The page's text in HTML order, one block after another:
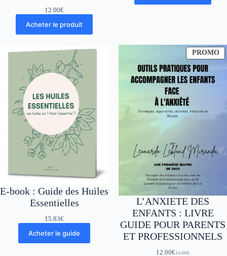
12.00€
Acheter le produit
E-book : Guide des Huiles
Essentielles
15.83€
Acheter le guide
PROMO
L’ANXIETE DES
ENFANTS : LIVRE
GUIDE POUR PARENTS
ET PROFESSIONNELS
14.00€
12.00€